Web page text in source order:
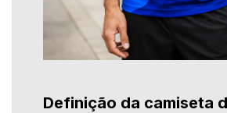
Definição da camiseta